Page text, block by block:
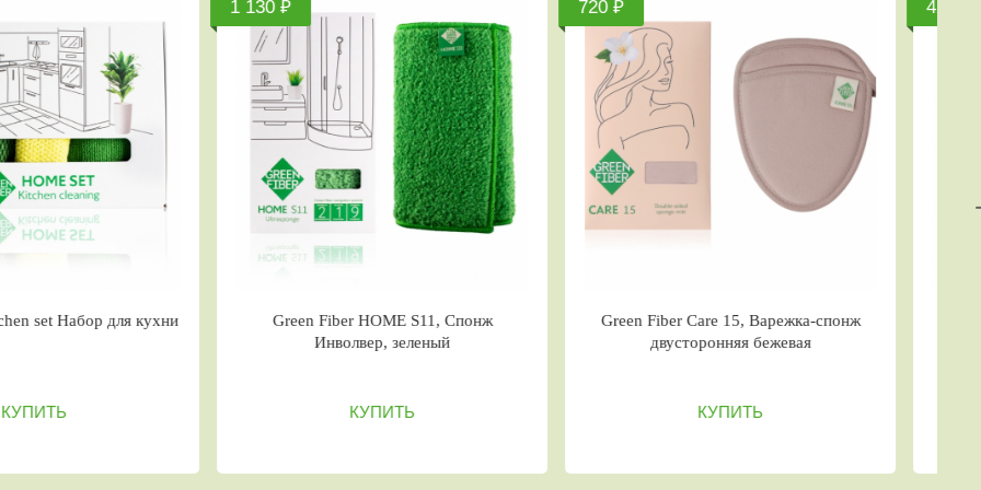
Green Fiber Care 15, Варежка-спонж
Green Fiber HOME S15, Губка для
Green Fiber HOME S14,